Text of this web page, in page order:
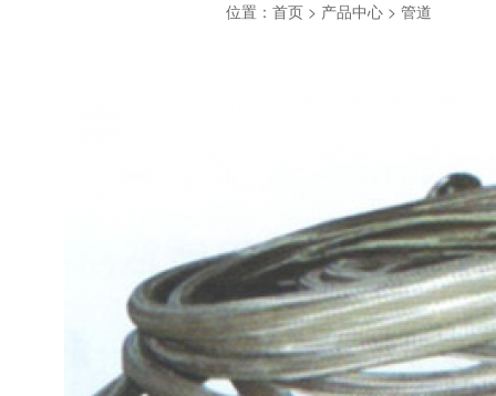
位置：首页 > 产品中心 > 管道